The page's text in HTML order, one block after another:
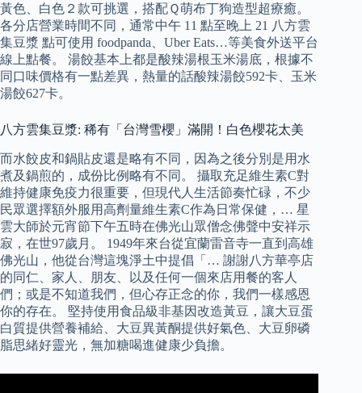
黃色、白色２款可挑選，搭配Ｑ萌布丁狗造型超療癒。
各分店營業時間不同，通常中午 11 點至晚上 21 八方雲
集豆漿 點可使用 foodpanda、Uber Eats…等美食外送平台
線上點餐。 湯餃基本上都是酸辣湯根玉米湯底，根據不
同口味價格有一點差異，熱量的話酸辣湯餃592卡、玉米
湯餃627卡。
八方雲集豆漿: 稀有「台灣雪櫻」滿開！白色櫻花太美
而水餃皮和鍋貼皮還是略有不同，因為之後分別是用水
煮及鍋煎的，成份比例略有不同。 攝取充足維生素C對
維持健康免疫力很重要，但現代人生活節奏忙碌，不少
民眾選擇額外服用高劑量維生素C作為日常保健，… 星
雲大師於元宵節下午五時在佛光山眾僧念佛聲中安祥示
寂，在世97歲月。 1949年來台從宜蘭雷音寺一直到高雄
佛光山，他從台灣這塊淨土中提倡「… 謝謝八方華亭店
的同仁、家人、朋友、以及任何一個來店用餐的客人
們；或是不知道我們，但心存正念的你，我們一樣感恩
你的存在。 堅持使用食品級非基因改造黃豆，讓大豆蛋
白質提供營養補給、​大豆異黃酮提供好氣色、大豆卵磷
脂思緒好靈光，無加糖喝進健康少負擔。